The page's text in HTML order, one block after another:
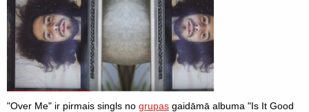
"Over Me" ir pirmais singls no grupas gaidāmā albuma "Is It Good